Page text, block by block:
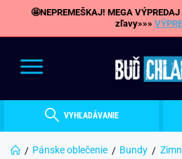
🤩NEPREMEŠKAJ! MEGA
zľavy»»»
VYHĽADÁVANIE
Pánske oblečenie Bundy